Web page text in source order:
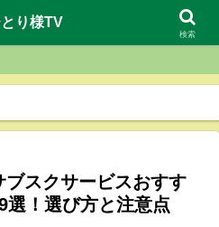
り様TV
スクサービスおすす
選！選び方と注意点
り様TV
検索